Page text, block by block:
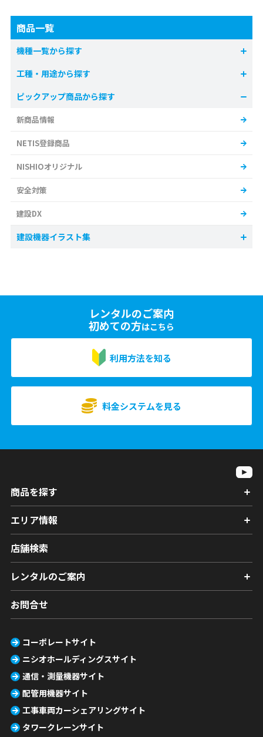
商品一覧
機種一覧から探す
工種・用途から探す
ピックアップ商品から探す
新商品情報
NETIS登録商品
NISHIOオリジナル
安全対策
建設DX
建設機器イラスト集
レンタルのご案内
初めての方はこちら
利用方法を知る
料金システムを見る
商品を探す
エリア情報
店舗検索
レンタルのご案内
お問合せ
コーポレートサイト
ニシオホールディングスサイト
通信・測量機器サイト
配管用機器サイト
工事車両カーシェアリングサイト
タワークレーンサイト